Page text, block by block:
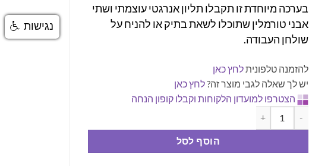
בערכה מיוחדת זו תקבלו תליון אנרגטי עוצמתי ושתי
אבני טורמלין שתוכלו לשאת בתיק או להניח על
שולחן העבודה.
להזמנה טלפוניתלחץ כאן
יש לך שאלה לגבי מוצר זה?לחץ כאן
הצטרפו למועדון הלקוחות וקבלו קופון הנחה
הוסף לסל
נגישות